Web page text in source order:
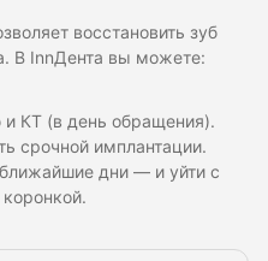
восстановить зуб
В InnДента вы можете:
и КТ (в день обращения).
срочной имплантации.
дни — и уйти с